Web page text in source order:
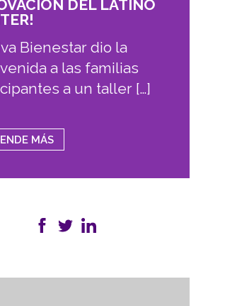
DEL LATINO
Bienestar dio la
a las familias
a un taller […]
MÁS